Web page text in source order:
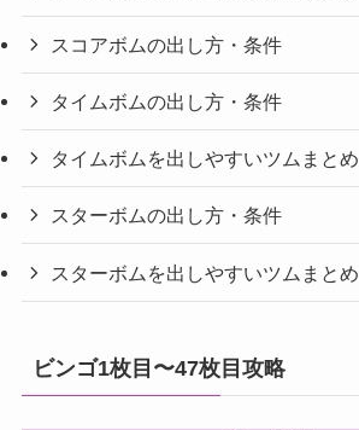
スコアボムの出し方・条件
タイムボムの出し方・条件
タイムボムを出しやすいツムまとめ
スターボムの出し方・条件
スターボムを出しやすいツムまとめ
ビンゴ1枚目〜47枚目攻略